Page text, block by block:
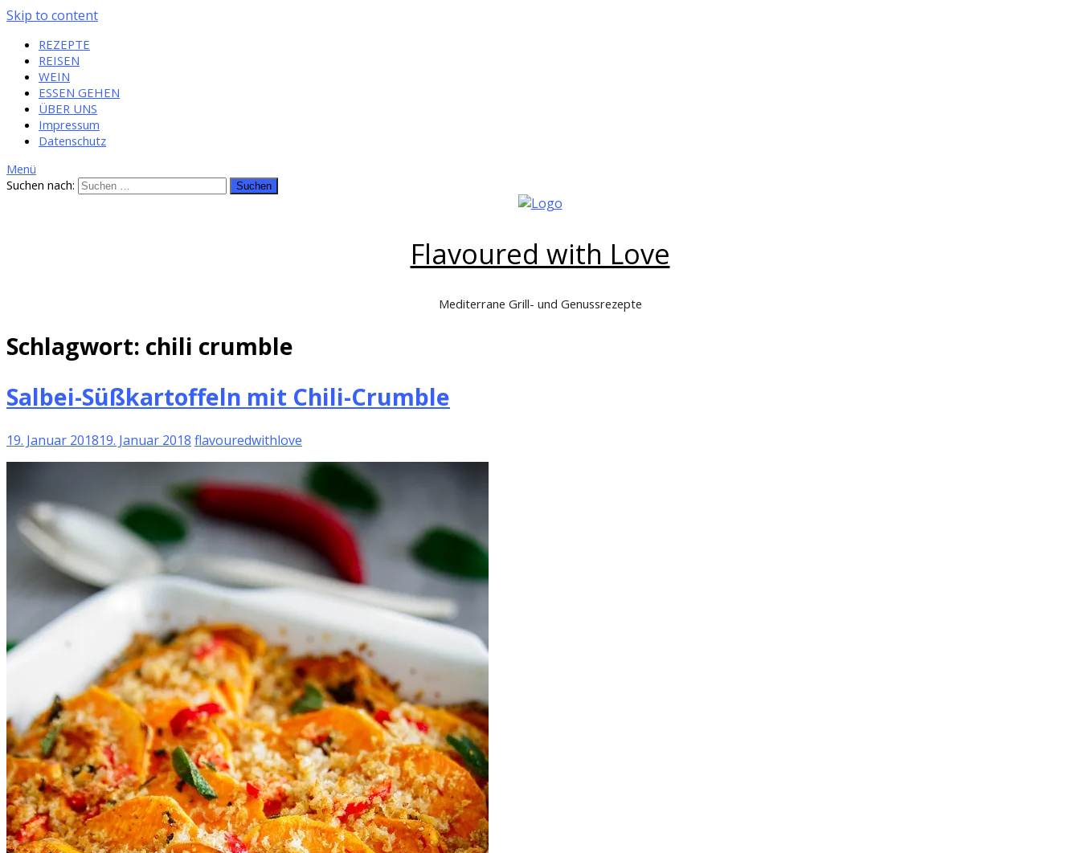
Skip to content
REZEPTE
REISEN
WEIN
ESSEN GEHEN
ÜBER UNS
Impressum
Datenschutz
Menü
Suchen nach:
Flavoured with Love
Mediterrane Grill- und Genussrezepte
Schlagwort: chili crumble
Salbei-Süßkartoffeln mit Chili-Crumble
19. Januar 201819. Januar 2018 flavouredwithlove